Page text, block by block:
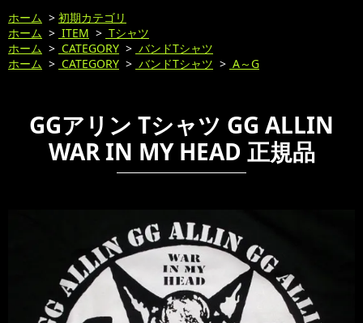
ホーム > 初期カテゴリ
ホーム > ITEM > Tシャツ
ホーム > CATEGORY > バンドTシャツ
ホーム > CATEGORY > バンドTシャツ > A～G
GGアリン Tシャツ GG ALLIN
WAR IN MY HEAD 正規品